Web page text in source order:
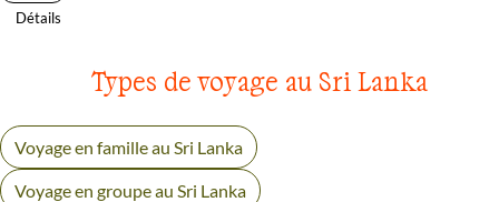
Détails
Types de voyage au Sri Lanka
Voyage en famille au Sri Lanka
Voyage en groupe au Sri Lanka